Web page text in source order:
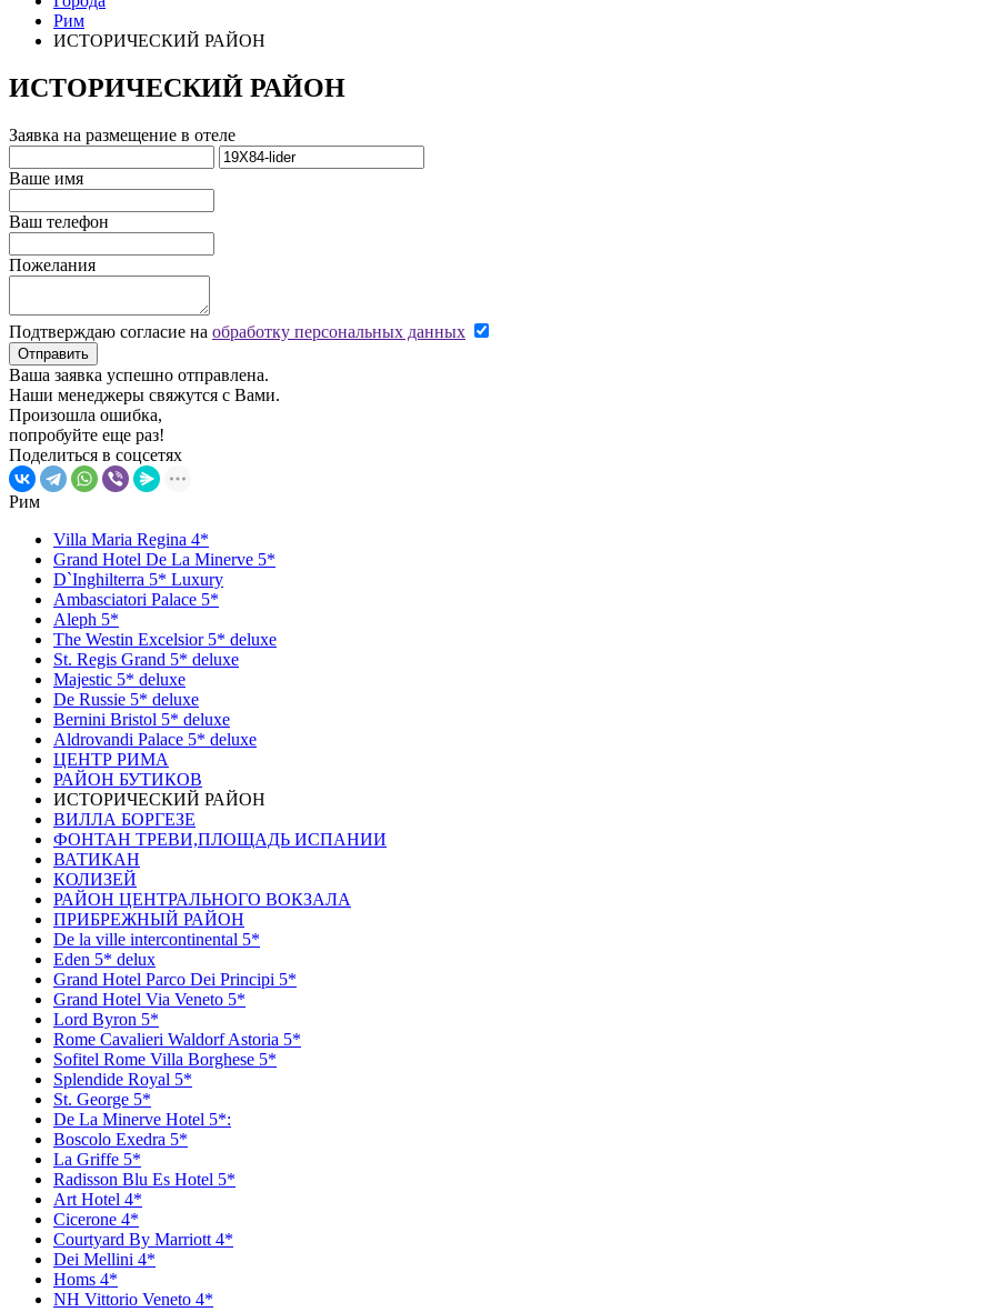
Рим
ИСТОРИЧЕСКИЙ РАЙОН
ИСТОРИЧЕСКИЙ РАЙОН
Заявка на размещение в отеле
Ваше имя
Ваш телефон
Пожелания
Подтверждаю согласие на обработку персональных данных
Отправить
Ваша заявка успешно отправлена.
Наши менеджеры свяжутся с Вами.
Произошла ошибка,
попробуйте еще раз!
Поделиться в соцсетях
Рим
Villa Maria Regina 4*
Grand Hotel De La Minerve 5*
D`Inghilterra 5* Luxury
Ambasciatori Palace 5*
Aleph 5*
The Westin Excelsior 5* deluxe
St. Regis Grand 5* deluxe
Majestic 5* deluxe
De Russie 5* deluxe
Bernini Bristol 5* deluxe
Aldrovandi Palace 5* deluxe
ЦЕНТР РИМА
РАЙОН БУТИКОВ
ИСТОРИЧЕСКИЙ РАЙОН
ВИЛЛА БОРГЕЗЕ
ФОНТАН ТРЕВИ,ПЛОЩАДЬ ИСПАНИИ
ВАТИКАН
КОЛИЗЕЙ
РАЙОН ЦЕНТРАЛЬНОГО ВОКЗАЛА
ПРИБРЕЖНЫЙ РАЙОН
De la ville intercontinental 5*
Eden 5* delux
Grand Hotel Parco Dei Principi 5*
Grand Hotel Via Veneto 5*
Lord Byron 5*
Rome Cavalieri Waldorf Astoria 5*
Sofitel Rome Villa Borghese 5*
Splendide Royal 5*
St. George 5*
De La Minerve Hotel 5*:
Boscolo Exedra 5*
La Griffe 5*
Radisson Blu Es Hotel 5*
Art Hotel 4*
Сicerone 4*
Сourtyard By Marriott 4*
Dei Mellini 4*
Homs 4*
NH Vittorio Veneto 4*